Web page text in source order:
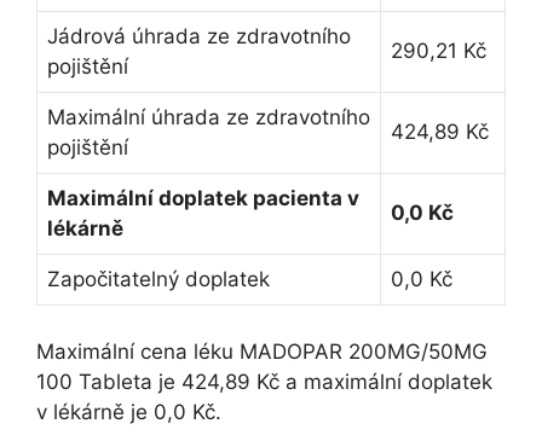
Jádrová úhrada ze zdravotního
pojištění
290,21 Kč
Maximální úhrada ze zdravotního
pojištění
424,89 Kč
Maximální doplatek pacienta v
lékárně
0,0 Kč
Započitatelný doplatek 0,0 Kč
Maximální cena léku MADOPAR 200MG/50MG
100 Tableta je 424,89 Kč a maximální doplatek
v lékárně je 0,0 Kč.